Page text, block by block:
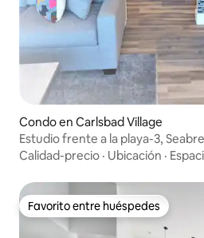
Condo en Carlsbad Village
Estudio frente a la playa-3,
Calidad-precio · Ubicación ·
Favorito entre huéspedes
Favorito entre huéspedes